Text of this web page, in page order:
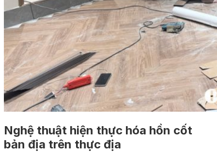
Nghệ thuật hiện thực hóa hồn cốt
bản địa trên thực địa